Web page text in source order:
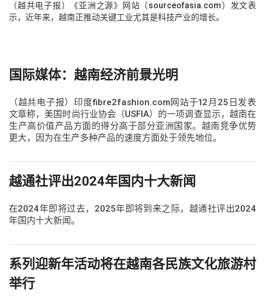
（越共电子报）《亚洲之源》网站（sourceofasia.com）发文表
示，近年来，越南正推动关键工业尤其是科技产业的增长。
国际媒体：越南经济前景光明
（越共电子报）印度fibre2fashion.com网站于12月25日发表
文章称，美国时尚行业协会（USFIA）的一项调查显示，越南在
生产高价值产品方面的得分高于部分亚洲国家。越南竞争优势
更大，因为在生产多种产品的速度方面处于领先地位。
越通社评出2024年国内十大新闻
在2024年即将过去，2025年即将到来之际，越通社评出2024
年国内十大新闻。
系列迎新年活动将在越南各民族文化旅游村
举行